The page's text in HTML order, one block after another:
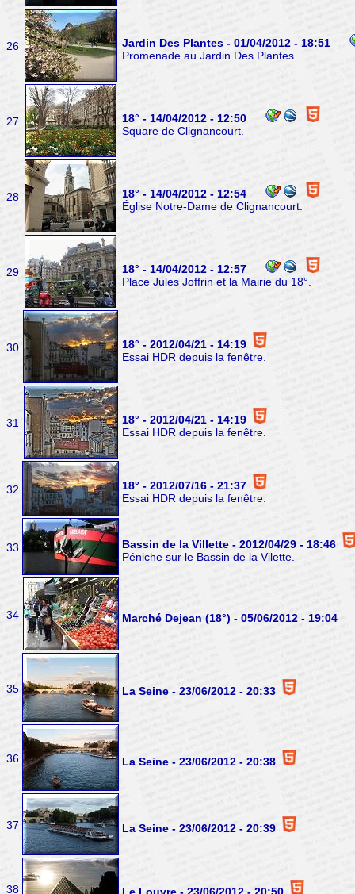
26
Jardin Des Plantes - 01/04/2012 - 18:51
Promenade au Jardin Des Plantes.
27
18° - 14/04/2012 - 12:50
Square de Clignancourt.
28
18° - 14/04/2012 - 12:54
Église Notre-Dame de Clignancourt.
29
18° - 14/04/2012 - 12:57
Place Jules Joffrin et la Mairie du 18°.
30
18° - 2012/04/21 - 14:19
Essai HDR depuis la fenêtre.
31
18° - 2012/04/21 - 14:19
Essai HDR depuis la fenêtre.
32
18° - 2012/07/16 - 21:37
Essai HDR depuis la fenêtre.
33
Bassin de la Villette - 2012/04/29 - 18:46
Péniche sur le Bassin de la Vilette.
34 Marché Dejean (18°) - 05/06/2012 - 19:04
35 La Seine - 23/06/2012 - 20:33
36 La Seine - 23/06/2012 - 20:38
37 La Seine - 23/06/2012 - 20:39
38